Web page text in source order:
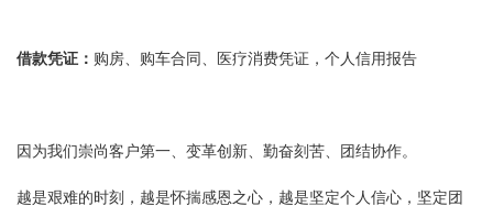
借款凭证： 购房、购车合同、医疗消费凭证，个人信用报告
因为我们崇尚客户第一、变革创新、勤奋刻苦、团结协作。
越是艰难的时刻，越是怀揣感恩之心，越是坚定个人信心，坚定团